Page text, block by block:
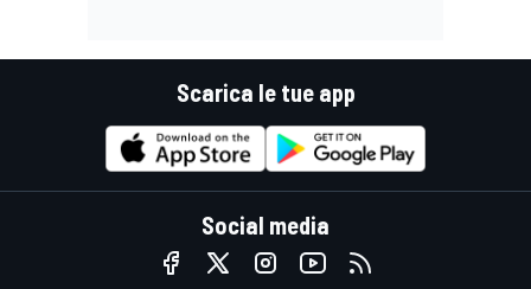
Scarica le tue app
Social media